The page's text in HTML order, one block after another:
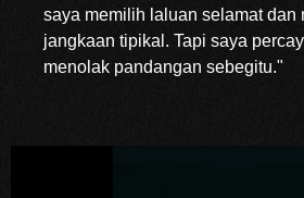
saya memilih laluan selamat dan
jangkaan tipikal. Tapi saya
menolak pandangan sebegitu."